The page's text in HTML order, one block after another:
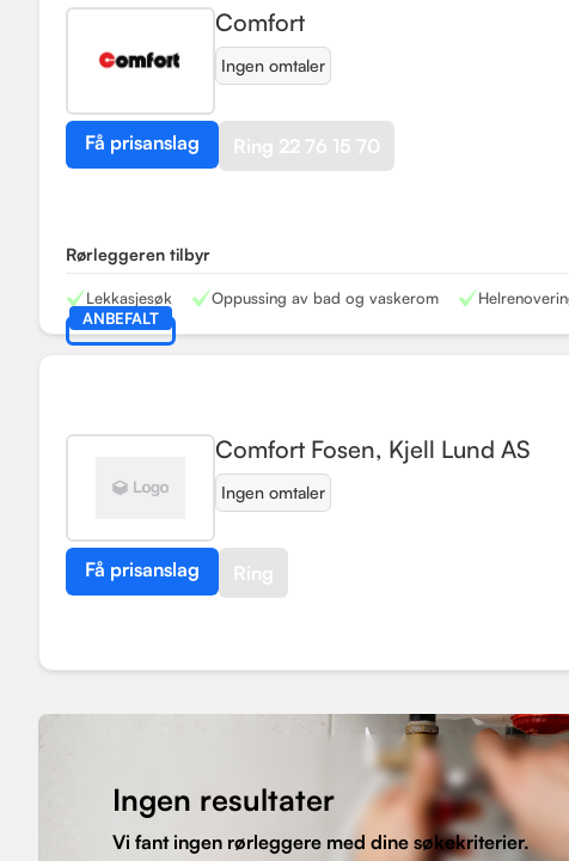
Comfort
Ingen omtaler
Få prisanslag Ring 22 76 15 70
Rørleggeren tilbyr
Lekkasjesøk Oppussing av bad og vaskerom
ANBEFALT
Comfort Fosen, Kjell Lund AS
Ingen omtaler
Få prisanslag Ring
Ingen resultater
Vi fant ingen rørleggere med dine søkekriterier.